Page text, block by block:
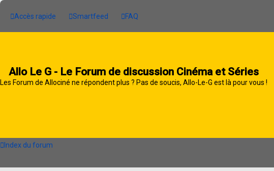
Accès rapide Smartfeed FAQ
Allo Le G - Le Forum de discussion Cinéma et Séries
Les Forum de Allociné ne répondent plus ? Pas de soucis, Allo-Le-G est là pour vous !
Index du forum